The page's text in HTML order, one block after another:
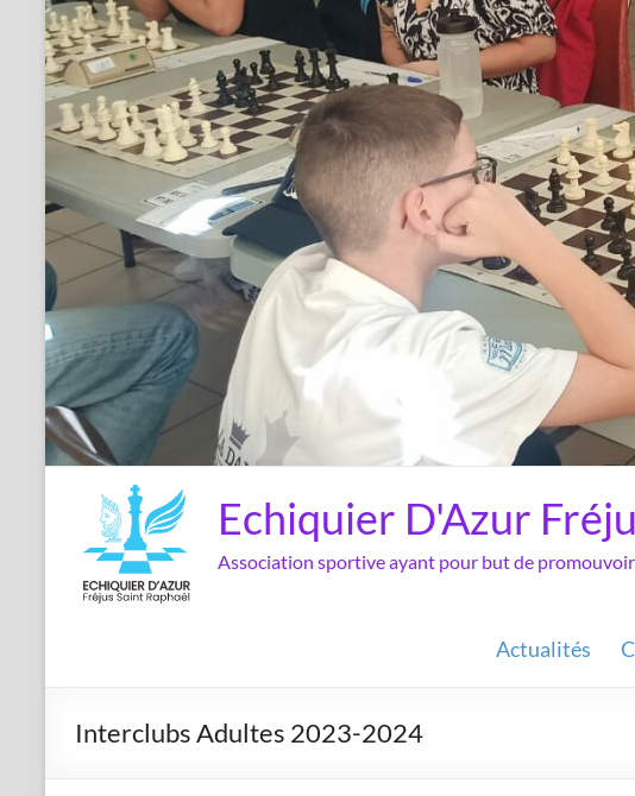
Echiquier D'Azur
Association sportive ayant pour but de promouvoir
Actualités
Interclubs Adultes 2023-2024